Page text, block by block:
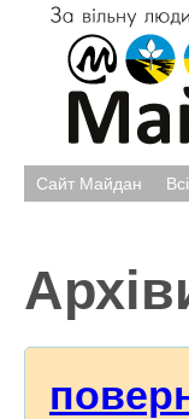
Сайт Майдан